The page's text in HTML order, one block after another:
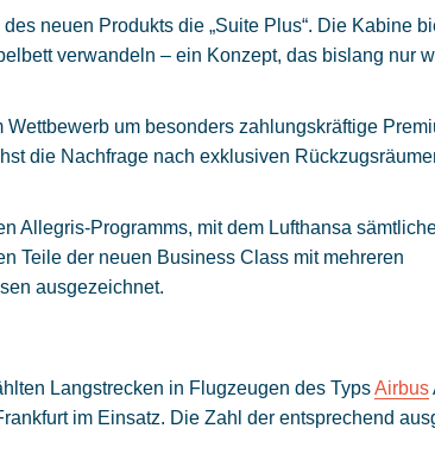
neuen Produkts die „Suite Plus“. Die Kabine
verwandeln – ein Konzept, das bislang nur
um besonders zahlungskräftige
die Nachfrage nach exklusiven
Allegris-Programms, mit dem Lufthansa
Teile der neuen Business Class mit mehreren
ausgezeichnet.
Langstrecken in Flugzeugen des TypsAirbus
im Einsatz. Die Zahl der entsprechend